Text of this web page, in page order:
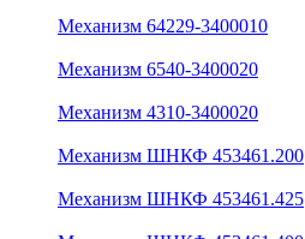
Механизм 64229-3400010
Механизм 6540-3400020
Механизм 4310-3400020
Механизм ШНКФ 453461.200
Механизм ШНКФ 453461.425